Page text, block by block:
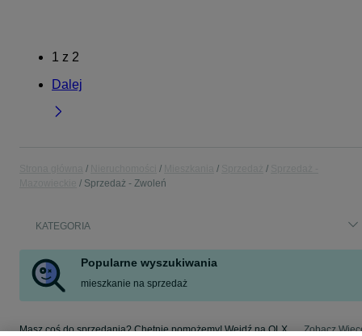
1 z 2
Dalej
Sprzedaż - Zwoleń
KATEGORIA
Popularne wyszukiwania
mieszkanie na sprzedaż
Masz coś do sprzedania? Chętnie pomożemy! Wejdź na OLX, dodaj ofertę i sprzedaj w kategorii Sprzedaż - Zwoleń i okolice! Zobacz